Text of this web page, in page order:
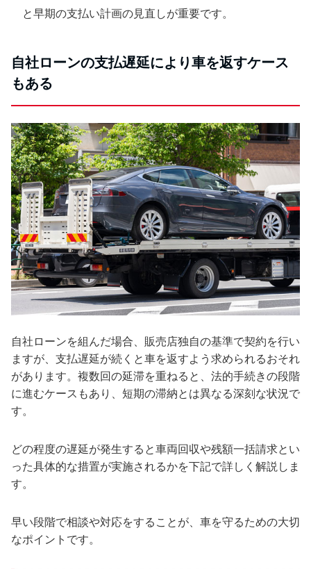
と早期の支払い計画の見直しが重要です。
自社ローンの支払遅延により車を返すケース
もある
自社ローンを組んだ場合、販売店独自の基準で契約を行い
ますが、支払遅延が続くと車を返すよう求められるおそれ
があります。複数回の延滞を重ねると、法的手続きの段階
に進むケースもあり、短期の滞納とは異なる深刻な状況で
す。
どの程度の遅延が発生すると車両回収や残額一括請求とい
った具体的な措置が実施されるかを下記で詳しく解説しま
す。
早い段階で相談や対応をすることが、車を守るための大切
なポイントです。